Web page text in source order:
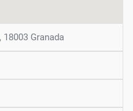
18003 Granada